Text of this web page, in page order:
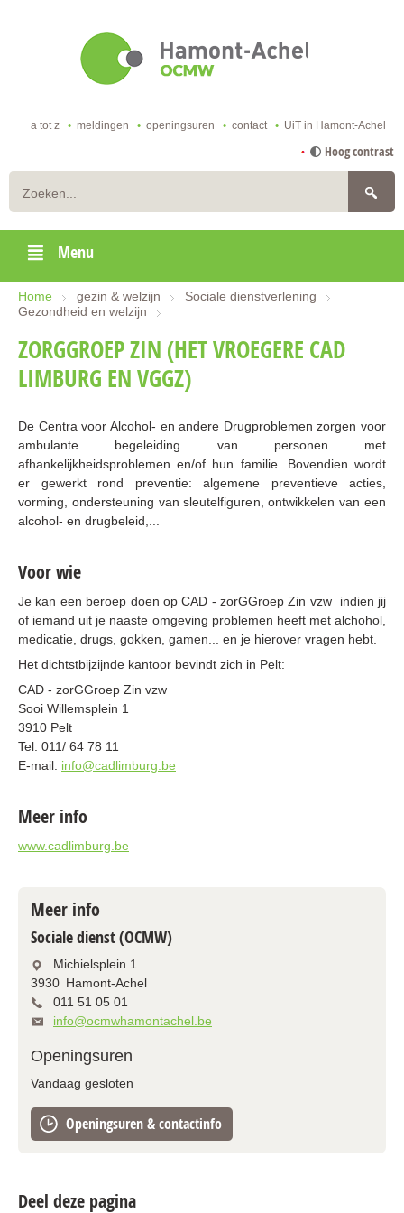
naar
de
a tot z meldingen openingsuren contact UiT in Hamont-Achel
Hoog contrast
Menu
Home gezin & welzijn
Sociale dienstverlening
Gezondheid en welzijn
ZORGGROEP ZIN (HET VROEGERE CAD
LIMBURG EN VGGZ)
De Centra voor Alcohol- en andere Drugproblemen zorgen voor
ambulante begeleiding van personen met
afhankelijkheidsproblemen en/of hun familie. Bovendien wordt
er gewerkt rond preventie: algemene preventieve acties,
vorming, ondersteuning van sleutelfiguren, ontwikkelen van een
alcohol- en drugbeleid,...
Voor wie
Je kan een beroep doen op CAD - zorGGroep Zin vzw indien jij
of iemand uit je naaste omgeving problemen heeft met alchohol,
medicatie, drugs, gokken, gamen... en je hierover vragen hebt.
Het dichtstbijzijnde kantoor bevindt zich in Pelt:
CAD - zorGGroep Zin vzw
Sooi Willemsplein 1
3910 Pelt
Tel. 011/ 64 78 11
E-mail: info@cadlimburg.be
Meer info
www.cadlimburg.be
Meer info
Sociale dienst (OCMW)
Michielsplein 1
3930 Hamont-Achel
011 51 05 01
info@ocmwhamontachel.be
Openingsuren
Vandaag gesloten
Openingsuren & contactinfo
Deel deze pagina